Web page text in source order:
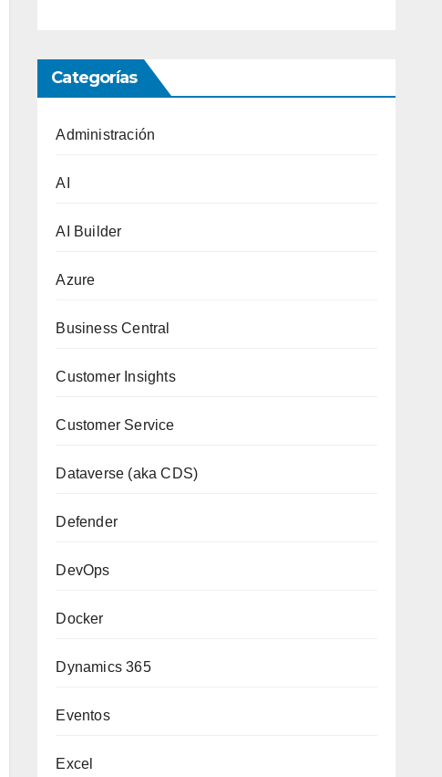
Categorías
Administración
AI
AI Builder
Azure
Business Central
Customer Insights
Customer Service
Dataverse (aka CDS)
Defender
DevOps
Docker
Dynamics 365
Eventos
Excel